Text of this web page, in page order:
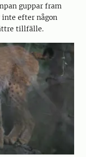
guppar fram
efter någon
tillfälle.